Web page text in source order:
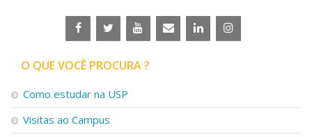
O QUE VOCÊ PROCURA ?
Como estudar na USP
Visitas ao Campus